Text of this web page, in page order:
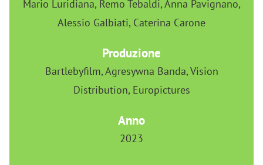
Mario Luridiana, Remo Tebaldi, Anna Pavignano,
Alessio Galbiati, Caterina Carone
Produzione
Bartlebyfilm, Agresywna Banda, Vision
Distribution, Europictures
Anno
2023